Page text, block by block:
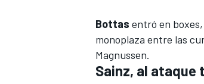
Bottas entró en
monoplaza entre las
Magnussen.
Sainz, al ataque